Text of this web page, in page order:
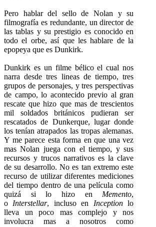
Pero hablar del sello de Nolan y su
filmografía es redundante, un director de
las tablas y su prestigio es conocido en
todo el orbe, así que les hablare de la
epopeya que es Dunkirk.
Dunkirk es un filme bélico el cual nos
narra desde tres lineas de tiempo, tres
grupos de personajes, y tres perspectivas
de campo, lo acontecido previo al gran
rescate que hizo que mas de trescientos
mil soldados británicos pudieran ser
rescatados de Dunkerque, lugar donde
los tenían atrapados las tropas alemanas.
Y me parece esta forma en que una vez
mas Nolan juega con el tiempo, y sus
recursos y trucos narrativos es la clave
de su desarrollo. No es tan extremo este
recurso de utilizar diferentes mediciones
del tiempo dentro de una película como
quizá si lo hizo en Memento,
o Interstellar, incluso en Inceptionlo
lleva un poco mas complejo y nos
involucra mas a nosotros como